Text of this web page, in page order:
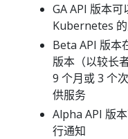
GA API 版本
Kubernetes
Beta API 版本
版本（以较长
9 个月或 3 个
供服务
Alpha API 版
行通知